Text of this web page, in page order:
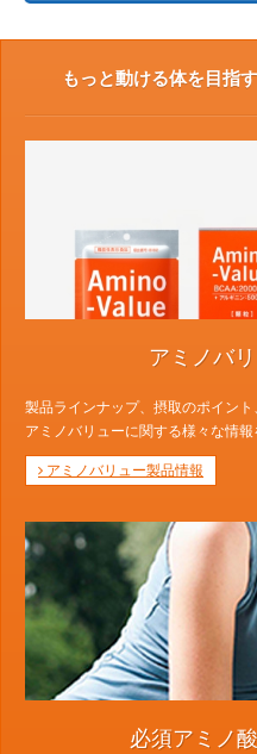
もっと動ける体を目指
アミノバ
製品ラインナップ、摂取のポイン
アミノバリューに関する様々な情報
アミノバリュー製品情報
必須アミノ